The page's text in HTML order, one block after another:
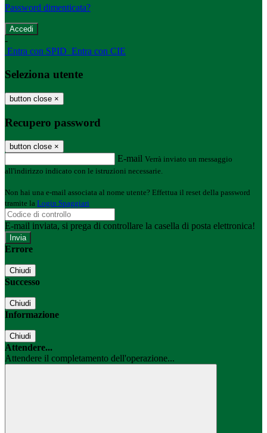
Password dimenticata?
-
Entra con SPID Entra con CIE
Seleziona utente
button close ×
Recupero password
button close ×
E-mail Verrà inviato un messaggio
all'indirizzo indicato con le istruzioni necessarie.
Non hai una e-mail associata al nome utente? Effettua il reset della password
tramite la Login Spaggiari
E-mail inviata, si prega di controllare la casella di posta elettronica!
Errore
Chiudi
Successo
Chiudi
Informazione
Chiudi
Attendere...
Attendere il completamento dell'operazione...